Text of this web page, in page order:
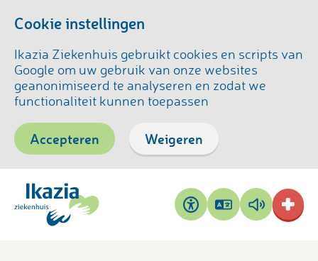
Cookie instellingen
Ikazia Ziekenhuis gebruikt cookies en scripts van
Google om uw gebruik van onze websites
geanonimiseerd te analyseren en zodat we
functionaliteit kunnen toepassen
Accepteren Weigeren
Toegankelijkheid
Pagina
vertalen
Pagina
voorlezen